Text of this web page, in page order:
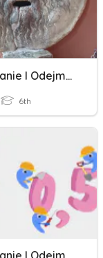
Dodawanie I Odejmowanie Liczb
6th
Dodawanie I Odejmowanie Liczb